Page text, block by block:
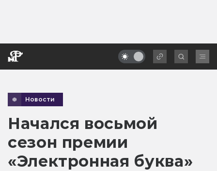
Новости
Начался восьмой
сезон премии
«Электронная буква»